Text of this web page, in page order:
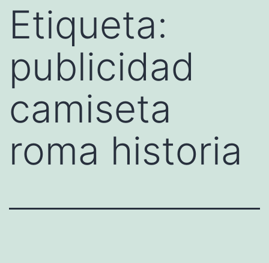
Etiqueta:
publicidad
camiseta
roma historia